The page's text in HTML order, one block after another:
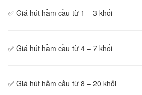
✅ Giá hút hầm cầu từ 1 – 3 khối
✅ Giá hút hầm cầu từ 4 – 7 khối
✅ Giá hút hầm cầu từ 8 – 20 khối